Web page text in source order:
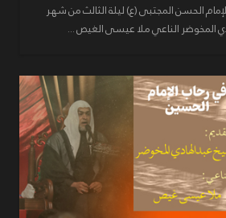
الحسن المجتبى (ع) ليلة الثالث من شهر
المخوضر الناعي ملا عيسى الغيص ...